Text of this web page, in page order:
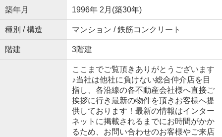
築年月 1996年 2月(築30年)
種別 / 構造 マンション / 鉄筋コンクリート
階建 3階建
ここまでご覧頂きありがとうございます
♪当社は他社に負けない総合仲介店を目
指し、各沿線の各不動産会社様へ直接ご
挨拶に行き最新の物件を頂きお客様へ提
供しております！最新の情報はインター
ネットに掲載されるまでにお時間がかか
るため、お問い合わせのお客様やご来店